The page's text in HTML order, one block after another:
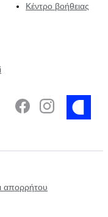
Κέντρο βοήθειας
απορρήτου